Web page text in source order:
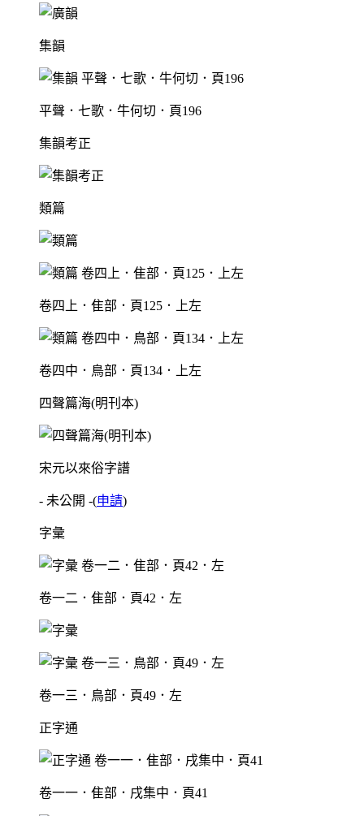
集韻
平聲．七歌．牛何切．頁196
集韻考正
類篇
卷四上．隹部．頁125．上左
卷四中．鳥部．頁134．上左
四聲篇海(明刊本)
宋元以來俗字譜
- 未公開 -(申請)
字彙
卷一二．隹部．頁42．左
卷一三．鳥部．頁49．左
正字通
卷一一．隹部．戌集中．頁41